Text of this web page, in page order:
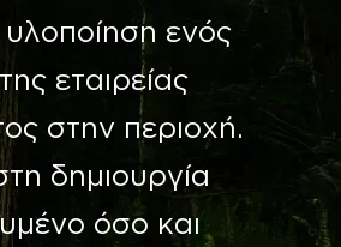
υλοποίηση ενός
εταιρείας
στην περιοχή.
δημιουργία
όσο και